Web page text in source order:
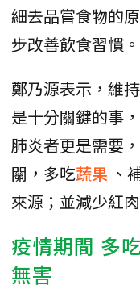
細去品嘗食物的
步改善飲食習慣。
鄭乃源表示，維
是十分關鍵的事
肺炎者更是需要
關，多吃蔬果 、
來源；並減少紅
疫情期間 多
無害